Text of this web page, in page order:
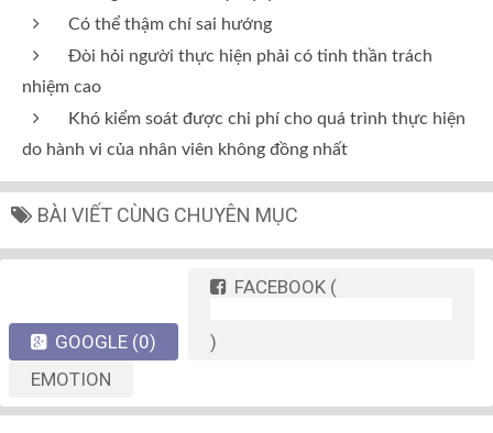
Có thể thậm chí sai hướng
Đòi hỏi người thực hiện phải có tinh thần trách
nhiệm cao
Khó kiểm soát được chi phí cho quá trình thực hiện
do hành vi của nhân viên không đồng nhất
BÀI VIẾT CÙNG CHUYÊN MỤC
GOOGLE (0)
FACEBOOK (
)
EMOTION